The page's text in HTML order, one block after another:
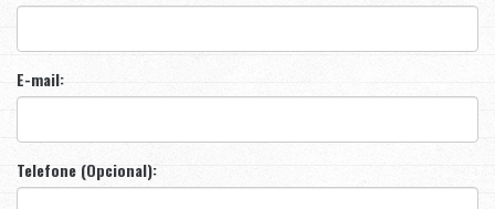
E-mail:
Telefone (Opcional):